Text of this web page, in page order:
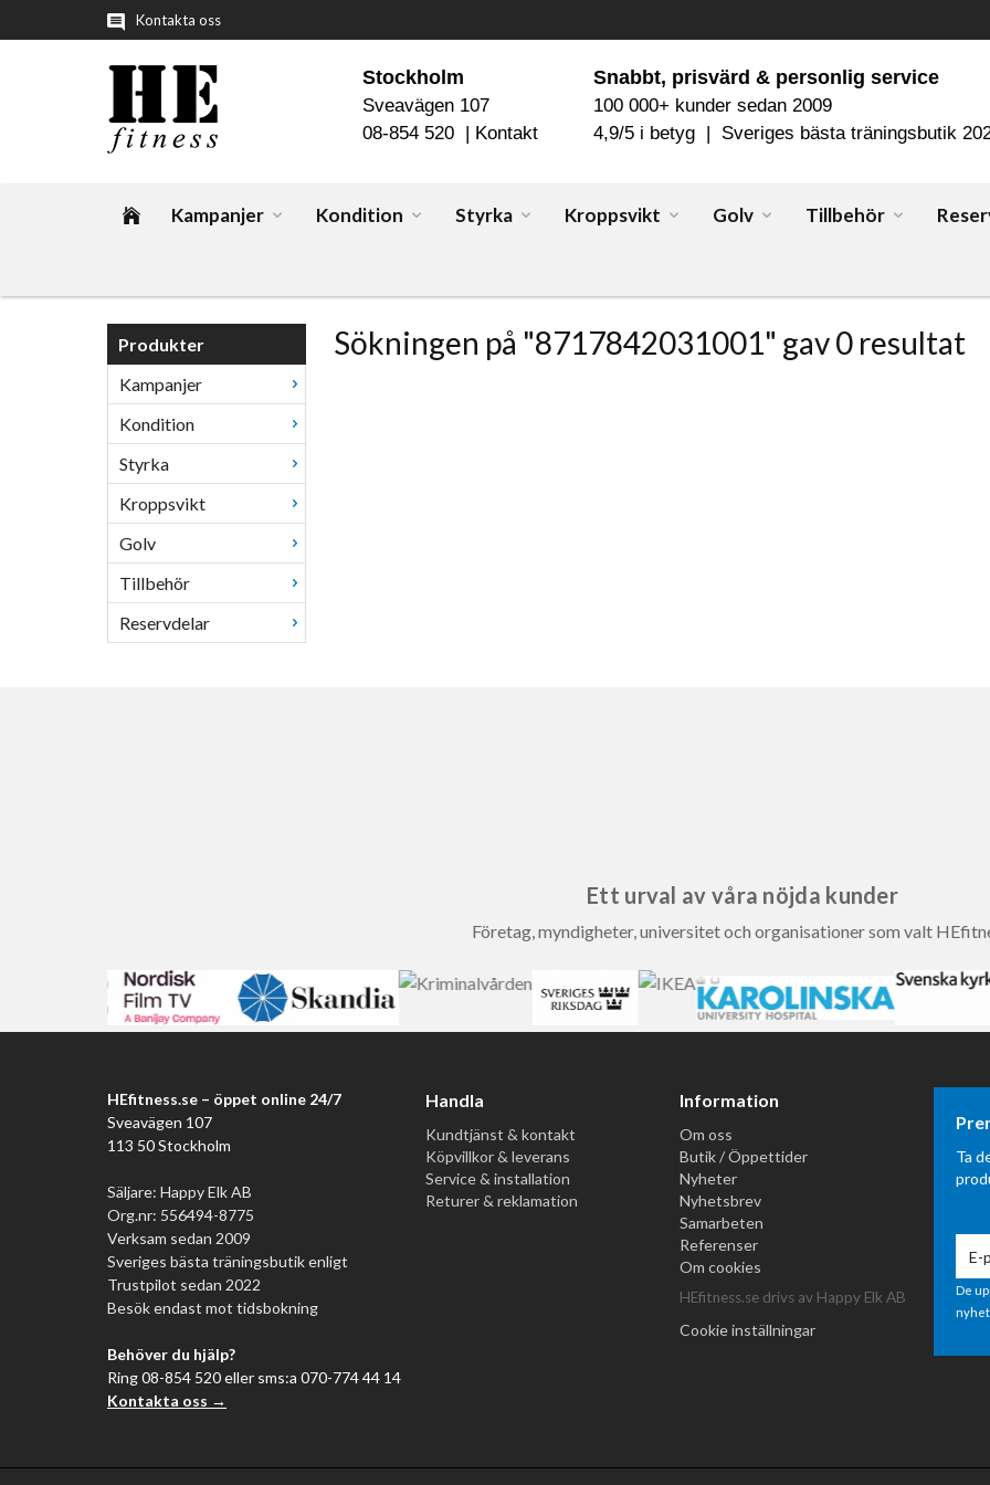
Kontakta oss
Snabbt, prisvärd & personlig service
100 000+ kunder sedan 2009
4,9/5 i betyg | Sveriges bästa träningsbutik
Stockholm
Sveavägen 107
08-854 520 | Kontakt
Kampanjer Kondition Styrka Kroppsvikt Golv Tillbehör
Produkter
Kampanjer
Kondition
Styrka
Kroppsvikt
Golv
Tillbehör
Reservdelar
Sökningen på "8717842031001" gav 0 resultat
Ett urval av våra nöjda kunder
Företag, myndigheter, universitet och organisationer som valt
HEfitness.se – öppet online 24/7
Sveavägen 107
113 50 Stockholm
Säljare: Happy Elk AB
Org.nr: 556494-8775
Verksam sedan 2009
Sveriges bästa träningsbutik enligt
Trustpilot sedan 2022
Besök endast mot tidsbokning
Behöver du hjälp?
Ring 08-854 520 eller sms:a 070-774 44 14
Kontakta oss →
Handla
Kundtjänst & kontakt
Köpvillkor & leverans
Service & installation
Returer & reklamation
Information
Om oss
Butik / Öppettider
Nyheter
Nyhetsbrev
Samarbeten
Referenser
Om cookies
HEfitness.se drivs av Happy Elk AB
Cookie inställningar
Ta
De